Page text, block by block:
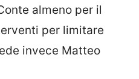
almeno per il
per limitare
invece Matteo